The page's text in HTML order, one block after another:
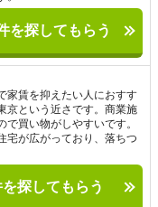
を探してもらう
家賃を抑えたい人におすす
京という近さです。商業施
買い物がしやすいです。
宅が広がっており、落ちつ
探してもらう